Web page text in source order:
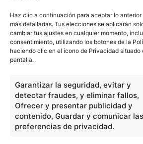
Haz clic a continuación para aceptar lo
más detalladas. Tus elecciones se aplicarán
cambiar tus ajustes en cualquier momento,
consentimiento, utilizando los botones de la
haciendo clic en el icono de Privacidad situado
pantalla.
Garantizar la seguridad, evitar y
detectar fraudes, y eliminar fallos,
Ofrecer y presentar publicidad y
contenido, Guardar y comunicar las
preferencias de privacidad.
Escuelapedia
escuelapedia
Nuestros articulos son redactados y